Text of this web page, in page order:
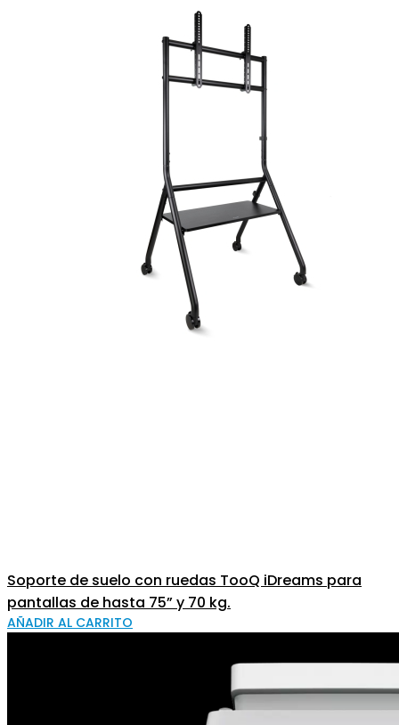
Soporte de suelo con ruedas TooQ iDreams para
pantallas de hasta 75” y 70 kg.
AÑADIR AL CARRITO